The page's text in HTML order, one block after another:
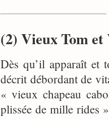
(2) Vieux Tom
Dès qu’il apparaît et
décrit débordant de
« vieux chapeau
plissée de mille rides